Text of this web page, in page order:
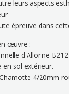
leurs aspects
épreuve dans
œuvre :
d'Allonne
en sol extérieur.
4/20mm